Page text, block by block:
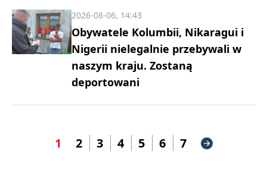
Obywatele Kolumbii, Nikaragui i
Nigerii nielegalnie przebywali w
naszym kraju. Zostaną
deportowani
2026-08-06, 14:43
1 2 3 4 5 6 7